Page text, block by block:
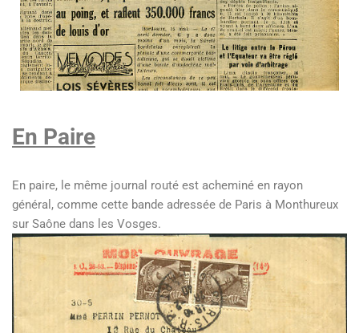
En Paire
En paire, le même journal routé est acheminé en rayon
général, comme cette bande adressée de Paris à Monthureux
sur Saône dans les Vosges.